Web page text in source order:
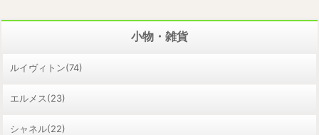
小物・雑貨
ルイヴィトン(74)
エルメス(23)
シャネル(22)